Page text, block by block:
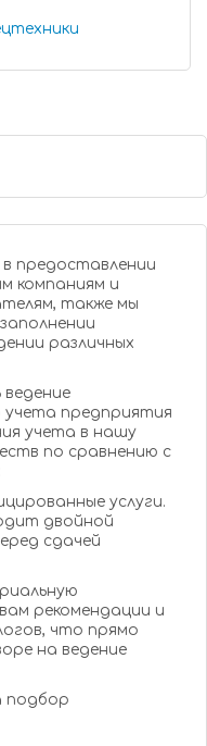
предоставлении
также мы
в нашу
по сравнению с
услуги.
рекомендации и
на ведение
подбор